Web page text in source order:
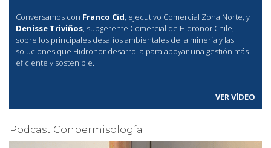
Conversamos con Franco Cid, ejecutivo Comercial Zona Norte, y
Denisse Triviños, subgerente Comercial de Hidronor Chile,
sobre los principales desafíos ambientales de la minería y las
soluciones que Hidronor desarrolla para apoyar una gestión más
eficiente y sostenible.
VER VÍDEO
Podcast Conpermisología